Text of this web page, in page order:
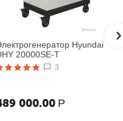
Hyundai
20000SE-T
3
000.00 Р